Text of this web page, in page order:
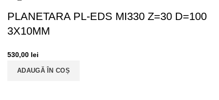
PLANETARA PL-EDS MI330 Z=30 D=100
3X10MM
530,00 lei
ADAUGĂ ÎN COȘ